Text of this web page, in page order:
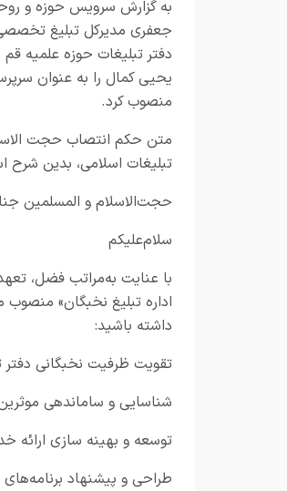
به گزارش سرویس حوزه و
جعفری مدیرکل تبلیغ
دفتر تبلیغات حوزه علمیه
یحیی کمال را به عنوان
منصوب کرد.
متن حکم انتصاب حجت
تبلیغات اسلامی، بدین شرح
حجت‌الاسلام‌ و المسلمین
سلام‌علیکم
با عنایت به‌مراتب فضل،
اداره تبلیغ نخبگان»
داشته باشید:
تقویت ظرفیت نخبگانی
شناسایی و ساماندهی
توسعه و بهینه سازی ارائه
طراحی و پیشنهاد برنامههای